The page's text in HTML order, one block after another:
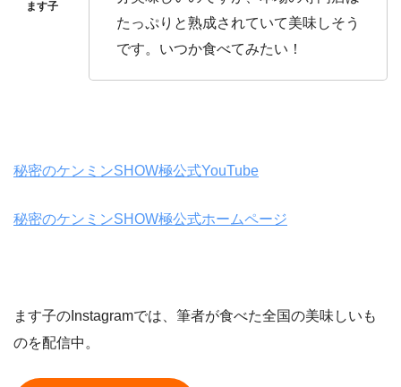
たっぷりと熟成されていて美味しそう
です。いつか食べてみたい！
秘密のケンミンSHOW極公式YouTube
秘密のケンミンSHOW極公式ホームページ
ます子のInstagramでは、筆者が食べた全国の美味しいも
のを配信中。